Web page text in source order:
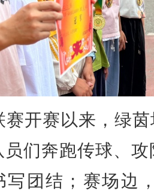
赛开赛以来，绿
员们奔跑传球、
写团结；赛场边